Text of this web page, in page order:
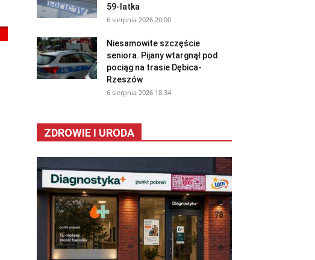
59-latka
6 sierpnia 2026 20:00
Niesamowite szczęście
seniora. Pijany wtargnął pod
pociąg na trasie Dębica-
Rzeszów
6 sierpnia 2026 18:34
ZDROWIE I URODA